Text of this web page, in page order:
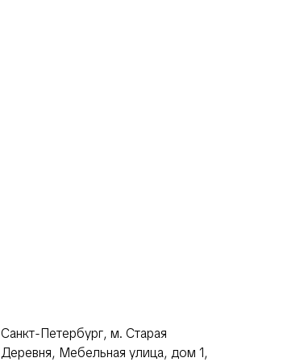
Санкт-Петербург, м. Старая
Деревня, Мебельная улица, дом 1,